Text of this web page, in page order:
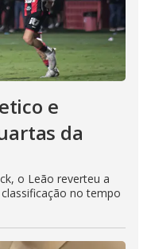
e
da
o Leão reverteu a
no tempo